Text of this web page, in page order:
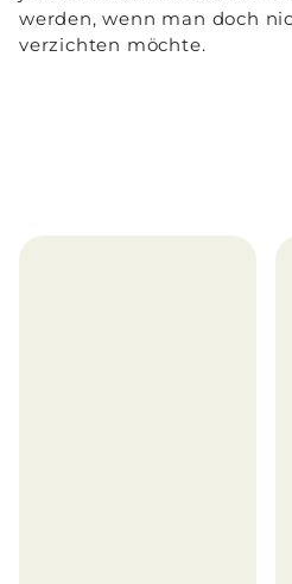
werden, wenn man doch
verzichten möchte.